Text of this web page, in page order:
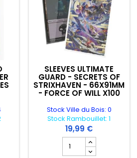
- 63X88MM - GOLD MATTE X 100
du produit PORTE FOLIO PRO KASES -
SLEEVES ULTIMATE
GUARD - SECRETS OF
STRIXHAVEN - 66X91MM
- FORCE OF WILL X100
Stock Ville du Bois: 0
Stock Rambouillet: 1
19,99 €
Champ quantité du